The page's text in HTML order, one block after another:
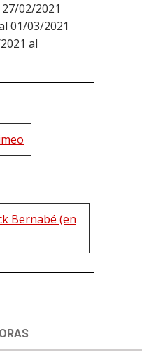
02/2021
01/03/2021
al
Bernabé (en